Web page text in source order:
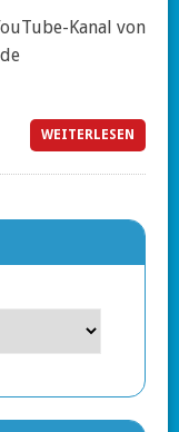
Kanal von
WEITERLESEN